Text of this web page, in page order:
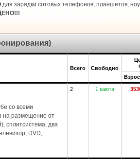
для зарядки сотовых телефонов, планшетов,
Всего Свободно
со всеми
на размещение от
сплитсистема, два
DVD,
2 1 каюта